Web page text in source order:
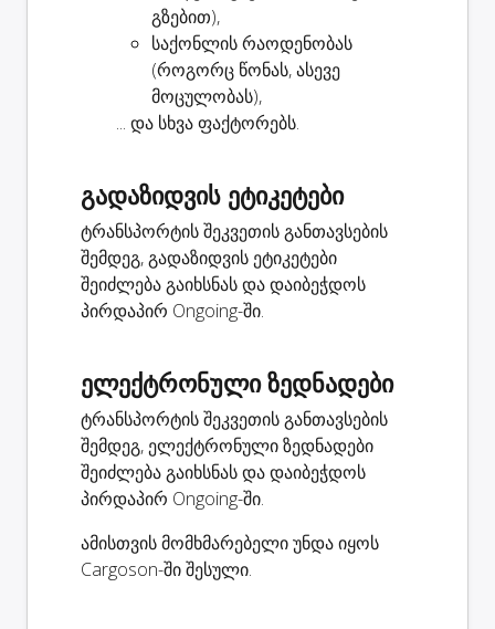
გზებით),
საქონლის რაოდენობას
(როგორც წონას, ასევე
მოცულობას),
... და სხვა ფაქტორებს.
გადაზიდვის ეტიკეტები
ტრანსპორტის შეკვეთის განთავსების
შემდეგ, გადაზიდვის ეტიკეტები
შეიძლება გაიხსნას და დაიბეჭდოს
პირდაპირ Ongoing-ში.
ელექტრონული ზედნადები
ტრანსპორტის შეკვეთის განთავსების
შემდეგ, ელექტრონული ზედნადები
შეიძლება გაიხსნას და დაიბეჭდოს
პირდაპირ Ongoing-ში.
ამისთვის მომხმარებელი უნდა იყოს
Cargoson-ში შესული.